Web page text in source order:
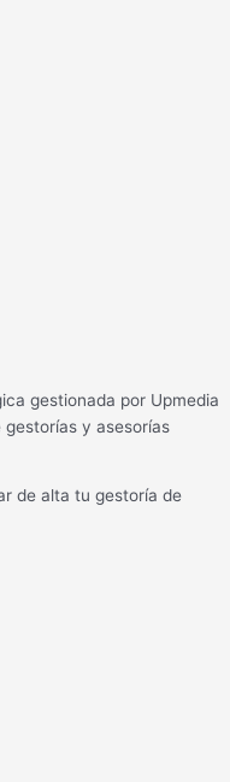
gestionada por Upmedia
y asesorías
de alta tu gestoría de